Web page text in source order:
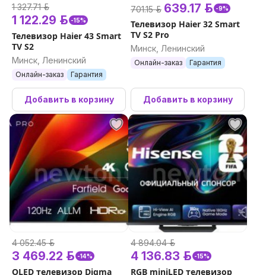
1 327.71 р.
1 122.29 р. -15%
Телевизор Haier 43 Smart
TV S2
Минск, Ленинский
Онлайн-заказ Гарантия
Добавить в корзину
701.15 р. 639.17 р. -9%
Телевизор Haier 32 Smart
TV S2 Pro
Минск, Ленинский
Онлайн-заказ Гарантия
Добавить в корзину
4 052.45 р.
3 469.22 р. -14%
OLED телевизор Digma
4 894.04 р.
4 136.83 р. -15%
RGB miniLED телевизор